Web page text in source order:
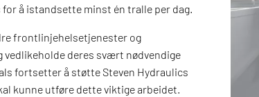
å istandsette minst én tralle per dag.
frontlinjehelsetjenester og
vedlikeholde deres svært nødvendige
fortsetter å støtte Steven Hydraulics
kunne utføre dette viktige arbeidet.